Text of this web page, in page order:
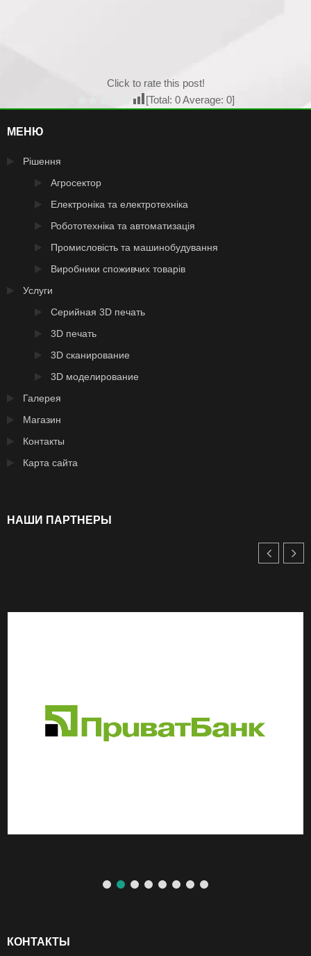
Click to rate this post!
[Total: 0Average: 0]
МЕНЮ
Рішення
Агросектор
Електроніка та електротехніка
Робототехніка та автоматизація
Промисловість та машинобудування
Виробники споживчих товарів
Услуги
Серийная 3D печать
3D печать
3D сканирование
3D моделирование
Галерея
Магазин
Контакты
Карта сайта
НАШИ ПАРТНЕРЫ
КОНТАКТЫ